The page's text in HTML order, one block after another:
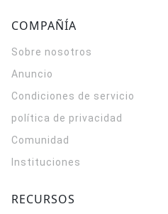
COMPAÑÍA
Sobre nosotros
Anuncio
Condiciones de servicio
política de privacidad
Comunidad
Instituciones
RECURSOS